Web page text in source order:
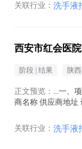
关联行业： 洗手液
西安市红会医院
阶段 | 结果 陕
正文预览： ...一、
商名称 供应商地址
关联行业： 洗手液